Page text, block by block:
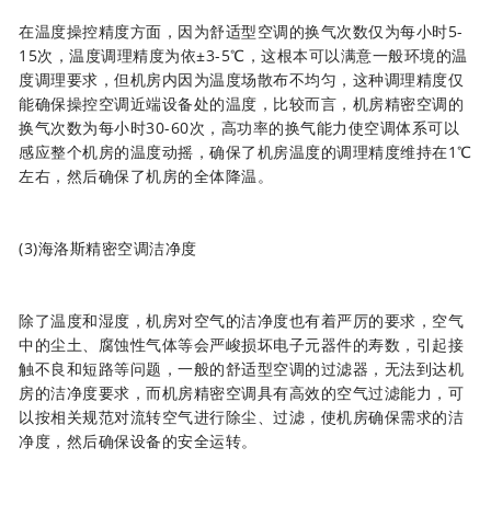
在温度操控精度方面，因为舒适型空调的换气次数仅为每小时5-
15次，温度调理精度为依±3-5℃，这根本可以满意一般环境的温
度调理要求，但机房内因为温度场散布不均匀，这种调理精度仅
能确保操控空调近端设备处的温度，比较而言，机房精密空调的
换气次数为每小时30-60次，高功率的换气能力使空调体系可以
感应整个机房的温度动摇，确保了机房温度的调理精度维持在1℃
左右，然后确保了机房的全体降温。
(3)海洛斯精密空调洁净度
除了温度和湿度，机房对空气的洁净度也有着严厉的要求，空气
中的尘土、腐蚀性气体等会严峻损坏电子元器件的寿数，引起接
触不良和短路等问题，一般的舒适型空调的过滤器，无法到达机
房的洁净度要求，而机房精密空调具有高效的空气过滤能力，可
以按相关规范对流转空气进行除尘、过滤，使机房确保需求的洁
净度，然后确保设备的安全运转。